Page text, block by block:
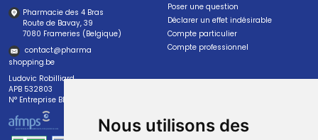
Nous utilisons des
Pharmacie des 4 Bras
Route de Bavay, 39
7080 Frameries (Belgique)
contact@pharma
shopping.be
Ludovic Robilliard
APB 532803
N° Entreprise BE0447.382.113
Poser une question
Déclarer un effet indésirable
Compte particulier
Compte professionnel